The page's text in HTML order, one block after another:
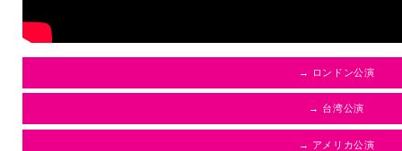
→ ロンドン公演
→ 台湾公演
→ アメリカ公演